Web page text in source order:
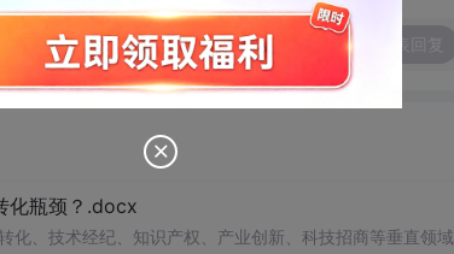
化瓶颈？.docx
、技术经纪、知识产权、产业创新、科技招商等垂直领域